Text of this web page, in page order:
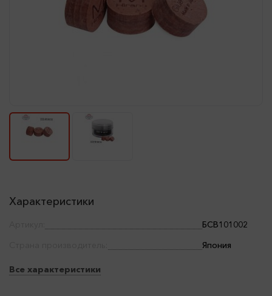
Характеристики
БСВ101002
Япония
Все характеристики